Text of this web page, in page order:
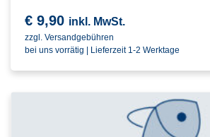
€ 9,90 inkl. MwSt.
zzgl. Versandgebühren
bei uns vorrätig | Lieferzeit 1-2 Werktage